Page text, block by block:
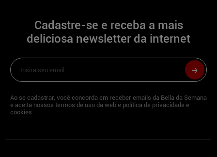
bem relaxante.
Descreva-se em três palavras:
Simpática, extrovertida e cheirosa.
Além de modelo, você tem outra
Sou maquiadora.
Cadastre-se e receba a mais
deliciosa newsletter da internet
Ao se cadastrar, você concorda em receber emails da Bella da Semana
e aceita nossos termos de uso da web e política de privacidade e
cookies.